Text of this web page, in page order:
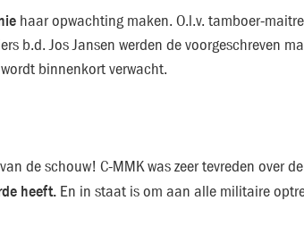
haar opwachting maken. O.l.v. tamboer-
b.d. Jos Jansen werden de voorgeschreven
binnenkort verwacht.
de schouw! C-MMK was zeer tevreden over
heeft. En in staat is om aan alle militaire